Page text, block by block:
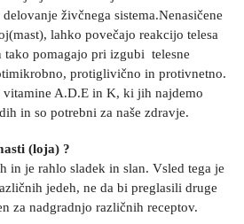
živčnega sistema.Nenasičene
lahko povečajo reakcijo telesa
tako pomagajo pri izgubi telesne
protiglivično in protivnetno.
vitamine A.D.E in K, ki jih najdemo
in so potrebni za naše zdravje.
(loja) ?
in je rahlo sladek in slan. Vsled tega je
jedeh, ne da bi preglasili druge
za nadgradnjo različnih receptov.